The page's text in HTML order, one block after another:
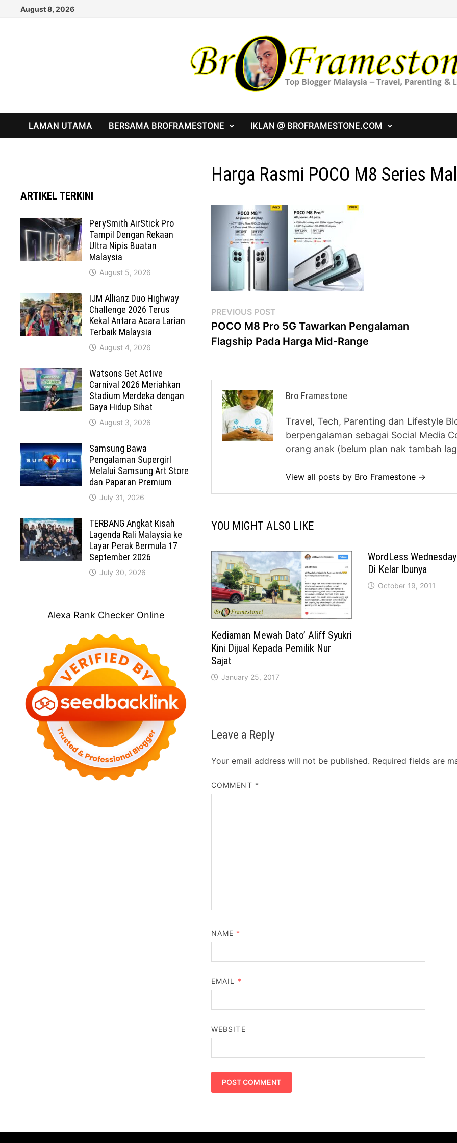
August 8, 2026
LAMAN UTAMA BERSAMA BROFRAMESTONE IKLAN @ BROFRAMESTONE.COM
Harga Rasmi POCO M8 Series
Post
navigation
PREVIOUS POST
post:
POCO M8 Pro 5G Tawarkan Pengalaman
Flagship Pada Harga Mid-Range
Bro Framestone
Travel, Tech, Parenting dan Lifestyle
berpengalaman sebagai Social Media
orang anak (belum plan nak tambah
View all posts by Bro Framestone →
YOU MIGHT ALSO LIKE
Kediaman Mewah Dato’ Aliff Syukri
Kini Dijual Kepada Pemilik Nur
Sajat
January 25, 2017
WordLess
Di Kelar Ibunya
October 19, 2011
Leave a Reply
Your email address will not be published. Required fields are
COMMENT *
NAME *
EMAIL *
WEBSITE
ARTIKEL TERKINI
PerySmith AirStick Pro
Tampil Dengan Rekaan
Ultra Nipis Buatan
Malaysia
August 5, 2026
IJM Allianz Duo Highway
Challenge 2026 Terus
Kekal Antara Acara Larian
Terbaik Malaysia
August 4, 2026
Watsons Get Active
Carnival 2026 Meriahkan
Stadium Merdeka dengan
Gaya Hidup Sihat
August 3, 2026
Samsung Bawa
Pengalaman Supergirl
Melalui Samsung Art Store
dan Paparan Premium
July 31, 2026
TERBANG Angkat Kisah
Lagenda Rali Malaysia ke
Layar Perak Bermula 17
September 2026
July 30, 2026
Alexa Rank Checker Online